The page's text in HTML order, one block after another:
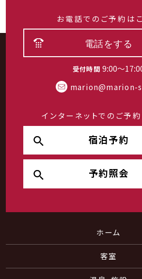
白馬乗鞍温泉スキ
ゲレンデまでお車で約5
ファミリーに人気なゲレンデです。
ルコースや最近では設置ゲレンデ
パイプがあり、中・上級者でもしっ
白馬岩岳スノーフィー
ゲレンデまでお車で約10
若者グループやカップルが目立ち
お電話でのご予約は
電話をする
受付時間 9:00～
marion@marion-
インターネットでのご予
宿泊予約
予約照会
ホーム
客室